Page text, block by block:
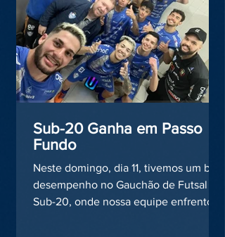
Sub-20 Ganha em Passo
Fundo
Neste domingo, dia 11, tivemos um bom
desempenho no Gauchão de Futsal
Sub-20, onde nossa equipe enfrentou